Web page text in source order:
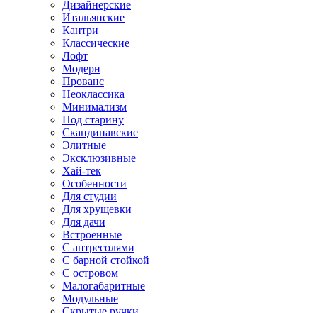
Дизайнерские
Итальянские
Кантри
Классические
Лофт
Модерн
Прованс
Неоклассика
Минимализм
Под старину
Скандинавские
Элитные
Эксклюзивные
Хай-тек
Особенности
Для студии
Для хрущевки
Для дачи
Встроенные
С антресолями
С барной стойкой
С островом
Малогабаритные
Модульные